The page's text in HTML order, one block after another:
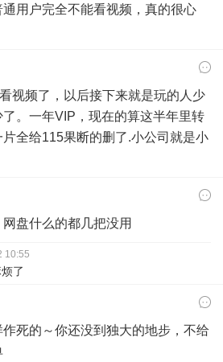
用户完全不能看视频，真的很心
视频了，以后接下来就是玩的人少
。一年VIP，现在的算这半年里转
全给115果断的删了.小公司就是小
盘什么的都几把没用
10:55
了
死的～你还没到独大的地步，不给